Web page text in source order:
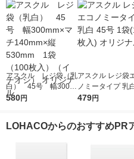
アスクル レジ袋（乳
白） 45号 幅300m
m×マチ140mm×縦53
リジナル
580円
アスクル レジ袋
ノミータイプ 乳
号 1袋(100枚入)
479円
LOHACOからのおすすめPR